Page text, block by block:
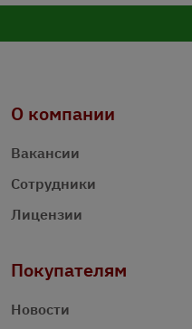
О компании
Вакансии
Сотрудники
Лицензии
Покупателям
Новости